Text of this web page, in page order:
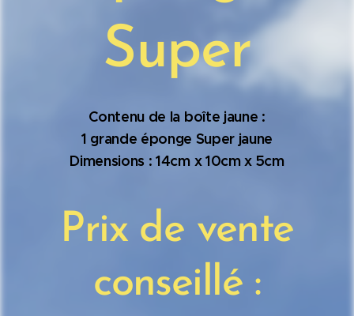
Super
Contenu de la boîte jaune :
1 grande éponge Super jaune
Dimensions : 14cm x 10cm x 5cm
Prix de vente
conseillé :